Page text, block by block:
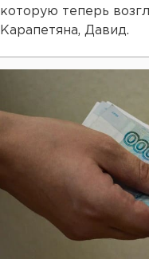
которую теперь
Карапетяна, Давид.